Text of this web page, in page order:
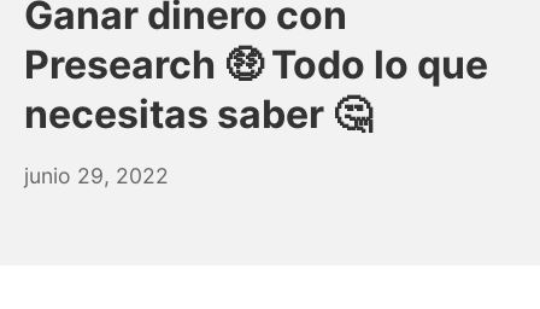
Ganar dinero con
Presearch 🤑 Todo lo que
necesitas saber 🤔
junio 29, 2022